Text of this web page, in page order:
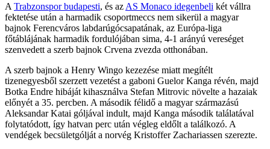
A Trabzonspor budapesti, és az AS Monaco idegenbeli két vállra
fektetése után a harmadik csoportmeccs nem sikerül a magyar
bajnok Ferencváros labdarúgócsapatának, az Európa-liga
főtáblájának harmadik fordulójában sima, 4-1 arányú vereséget
szenvedett a szerb bajnok Crvena zvezda otthonában.
A szerb bajnok a Henry Wingo kezezése miatt megítélt
tizenegyesből szerzett vezetést a gaboni Guelor Kanga révén, majd
Botka Endre hibáját kihasználva Stefan Mitrovic növelte a hazaiak
előnyét a 35. percben. A második félidő a magyar származású
Aleksandar Katai góljával indult, majd Kanga második találatával
folytatódott, így hatvan perc után végleg eldőlt a találkozó. A
vendégek becsületgólját a norvég Kristoffer Zachariassen szerezte.